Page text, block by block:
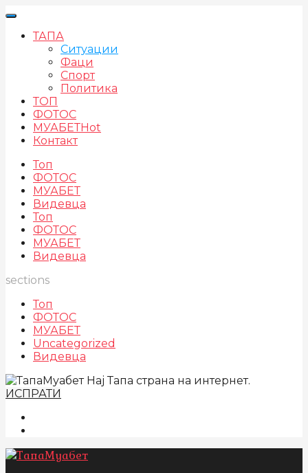
ТАПА
Ситуации
Фаци
Спорт
Политика
ТОП
ФОТОС
МУАБЕТHot
Контакт
Топ
ФОТОС
МУАБЕТ
Видевца
Топ
ФОТОС
МУАБЕТ
Видевца
sections
Топ
ФОТОС
МУАБЕТ
Uncategorized
Видевца
Нај Тапа страна на интернет.
ИСПРАТИ